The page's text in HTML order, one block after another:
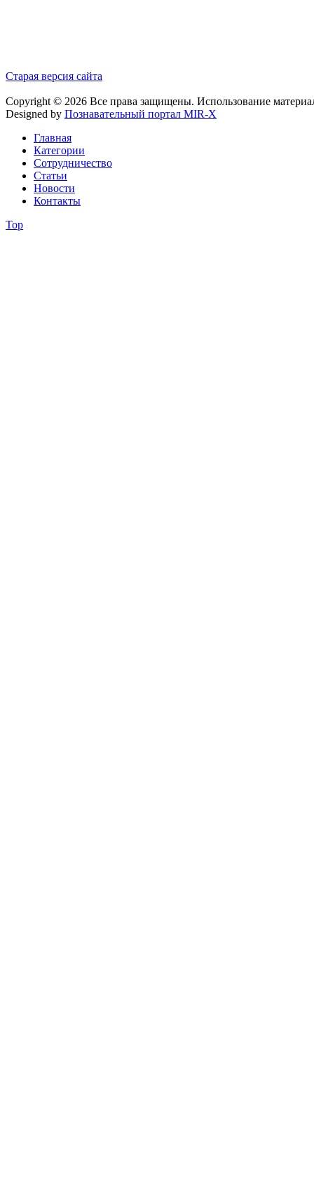
Старая версия сайта
Copyright © 2026 Все права защищены. Использование
Designed by Познавательный портал MIR-X
Главная
Категории
Сотрудничество
Статьи
Новости
Контакты
Top